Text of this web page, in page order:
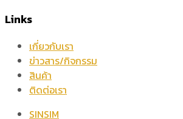
Links
เกี่ยวกับเรา
ข่าวสาร/กิจกรรม
สินค้า
ติดต่อเรา
SINSIM